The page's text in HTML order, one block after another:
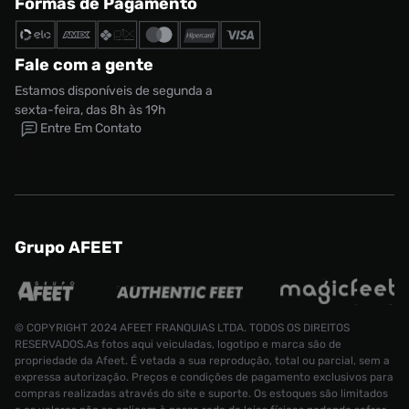
Fale com a gente
Estamos disponíveis de segunda a
sexta-feira, das 8h às 19h
Entre Em Contato
Grupo AFEET
© COPYRIGHT 2024 AFEET FRANQUIAS LTDA. TODOS OS DIREITOS
RESERVADOS.As fotos aqui veiculadas, logotipo e marca são de
propriedade da Afeet. É vetada a sua reprodução, total ou parcial, sem a
expressa autorização. Preços e condições de pagamento exclusivos para
compras realizadas através do site e suporte. Os estoques são limitados